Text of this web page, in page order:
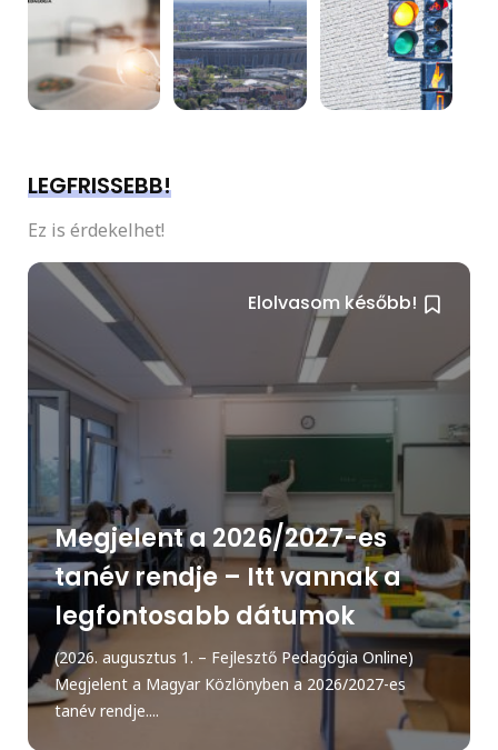
LEGFRISSEBB!
Ez is érdekelhet!
Elolvasom később!
Megjelent a 2026/2027-es
tanév rendje – Itt vannak a
legfontosabb dátumok
(2026. augusztus 1. – Fejlesztő Pedagógia Online)
Megjelent a Magyar Közlönyben a 2026/2027-es
tanév rendje....